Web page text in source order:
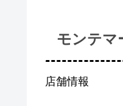
モンテマ
店舗情報